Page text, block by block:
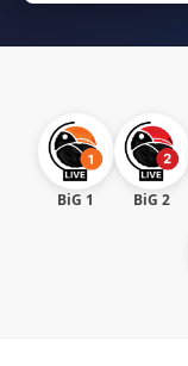
BiG 1 BiG 2